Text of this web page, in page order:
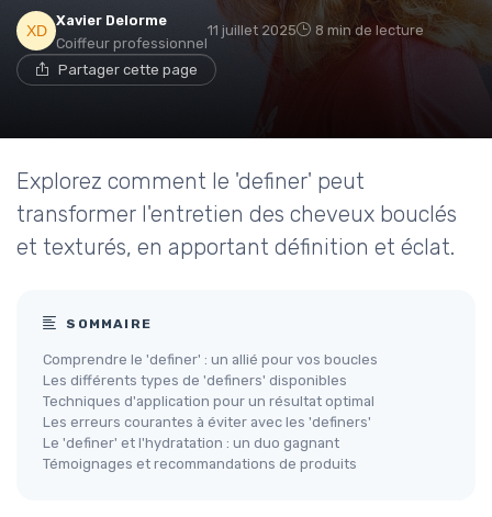
Xavier Delorme
Coiffeur professionnel
11 juillet 2025 8 min de lecture
Partager cette page
Explorez comment le 'definer' peut
transformer l'entretien des cheveux bouclés
et texturés, en apportant définition et éclat.
SOMMAIRE
Comprendre le 'definer' : un allié pour vos boucles
Les différents types de 'definers' disponibles
Techniques d'application pour un résultat optimal
Les erreurs courantes à éviter avec les 'definers'
Le 'definer' et l'hydratation : un duo gagnant
Témoignages et recommandations de produits